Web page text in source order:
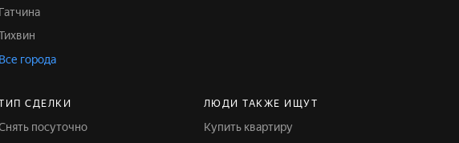
Гатчина
Тихвин
Все города
СДЕЛКИ
Снять посуточно
ЛЮДИ ТАКЖЕ ИЩУТ
Купить квартиру